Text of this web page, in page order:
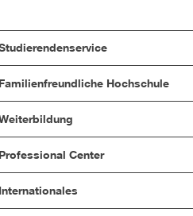
Familienfreundliche Hochschule
Professional Center
Internationales